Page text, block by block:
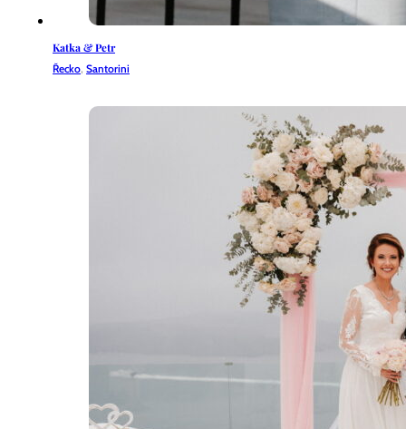
Katka & Petr
Řecko, Santorini